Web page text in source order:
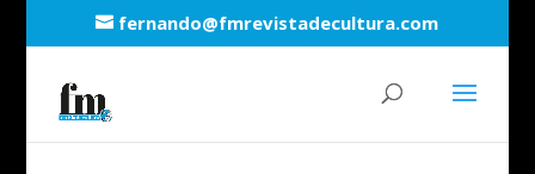
fernando@fmrevistadecultura.com